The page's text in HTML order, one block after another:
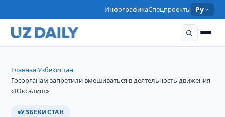
ИнфографикаСпецпроекты Ру
Главная›Узбекистан›
Госорганам запретили вмешиваться в деятельность движения
«Юксалиш»
УЗБЕКИСТАН